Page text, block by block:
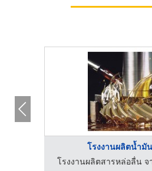
โรงงานผลิตน้ำมั
โรงงานผลิตสารหล่อลื่น จ